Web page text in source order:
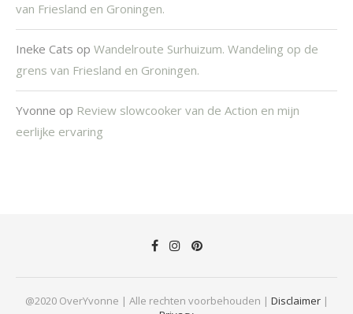
van Friesland en Groningen.
Ineke Cats op Wandelroute Surhuizum. Wandeling op de
grens van Friesland en Groningen.
Yvonne op Review slowcooker van de Action en mijn
eerlijke ervaring
@2020 OverYvonne | Alle rechten voorbehouden | Disclaimer|